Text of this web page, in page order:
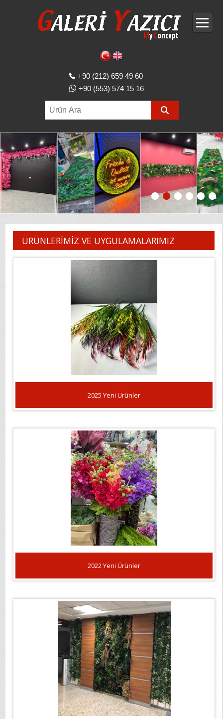
+90 (212) 659 49 60
+90 (553) 574 15 16
ÜRÜNLERİMİZ VE UYGULAMALARIMIZ
2025 Yeni Ürünler
2022 Yeni Ürünler